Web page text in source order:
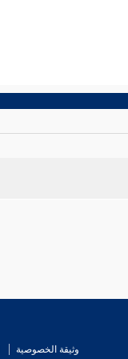
وثيقة الخصوصية